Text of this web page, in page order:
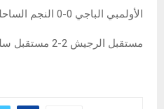
الأولمبي الباجي 0-0 النجم الساحلي
مستقبل الرجيش 2-2 مستقبل سليمان